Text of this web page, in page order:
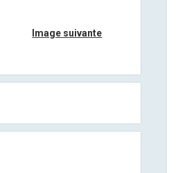
Image suivante